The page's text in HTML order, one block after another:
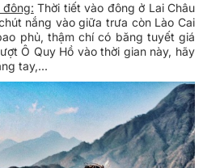
đông: Thời tiết vào đông ở Lai Châu
nắng vào giữa trưa còn Lào Cai
phủ, thậm chí có băng tuyết giá
Ô Quy Hồ vào thời gian này, hãy
tay,...